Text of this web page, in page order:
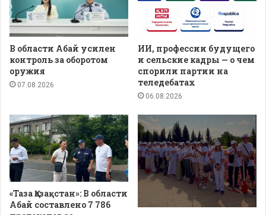
В области Абай усилен
контроль за оборотом
оружия
07.08.2026
ИИ, профессии будущего
и сельские кадры — о чем
спорили партии на
теледебатах
06.08.2026
«Таза Қазақстан»: В области
Абай составлено 7 786